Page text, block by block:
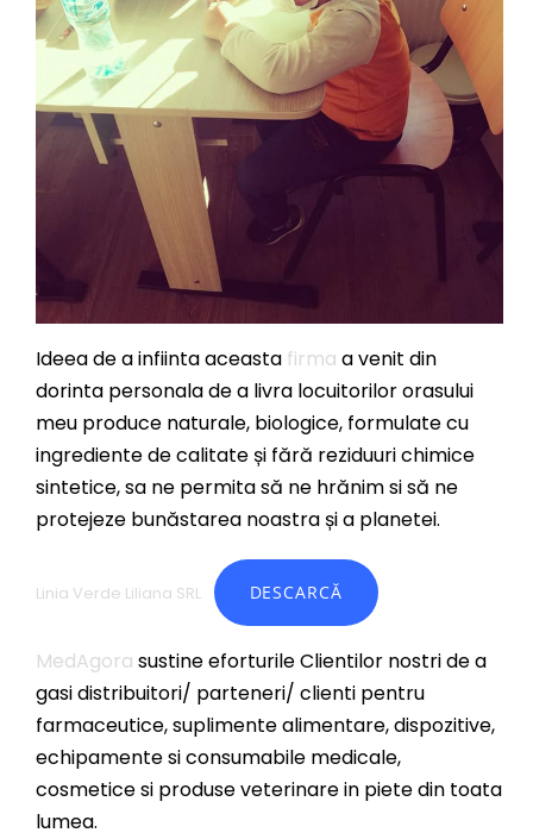
Ideea de a infiinta aceasta firma a venit din
dorinta personala de a livra locuitorilor orasului
meu produce naturale, biologice, formulate cu
ingrediente de calitate și fără reziduuri chimice
sintetice, sa ne permita să ne hrănim si să ne
protejeze bunăstarea noastra și a planetei.
Linia Verde Liliana SRL DESCARCĂ
MedAgora sustine eforturile Clientilor nostri de a
gasi distribuitori/ parteneri/ clienti pentru
farmaceutice, suplimente alimentare, dispozitive,
echipamente si consumabile medicale,
cosmetice si produse veterinare in piete din toata
lumea.